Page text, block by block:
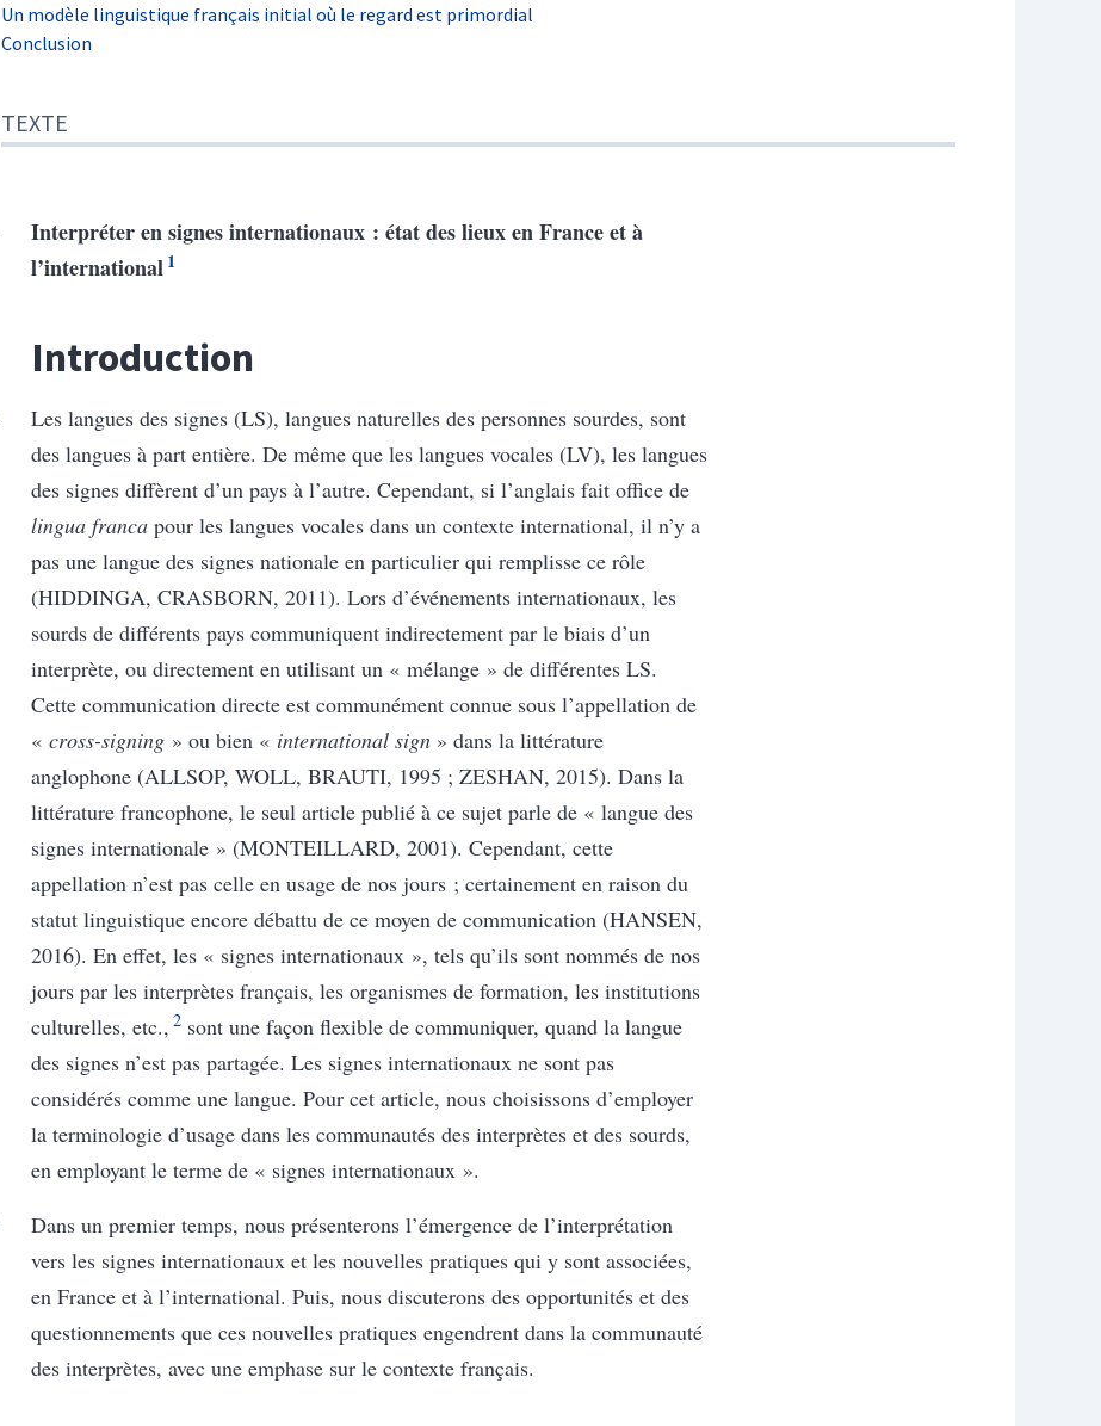
Un modèle linguistique français initial où le regard est primordial
Conclusion
TEXTE
Interpréter en signes internationaux : état des lieux en France et à
l’international1
Introduction
Les langues des signes (LS), langues naturelles des personnes sourdes, sont
des langues à part entière. De même que les langues vocales (LV), les langues
des signes diffèrent d’un pays à l’autre. Cependant, si l’anglais fait office de
lingua franca pour les langues vocales dans un contexte international, il n’y a
pas une langue des signes nationale en particulier qui remplisse ce rôle
(HIDDINGA, CRASBORN, 2011). Lors d’événements internationaux, les
sourds de différents pays communiquent indirectement par le biais d’un
interprète, ou directement en utilisant un « mélange » de différentes LS.
Cette communication directe est communément connue sous l’appellation de
« cross-signing » ou bien « international sign » dans la littérature
anglophone (ALLSOP, WOLL, BRAUTI, 1995 ; ZESHAN, 2015). Dans la
littérature francophone, le seul article publié à ce sujet parle de « langue des
signes internationale » (MONTEILLARD, 2001). Cependant, cette
appellation n’est pas celle en usage de nos jours ; certainement en raison du
statut linguistique encore débattu de ce moyen de communication (HANSEN,
2016). En effet, les « signes internationaux », tels qu’ils sont nommés de nos
jours par les interprètes français, les organismes de formation, les institutions
culturelles, etc., 2sont une façon flexible de communiquer, quand la langue
des signes n’est pas partagée. Les signes internationaux ne sont pas
considérés comme une langue. Pour cet article, nous choisissons d’employer
la terminologie d’usage dans les communautés des interprètes et des sourds,
en employant le terme de « signes internationaux ».
Dans un premier temps, nous présenterons l’émergence de l’interprétation
vers les signes internationaux et les nouvelles pratiques qui y sont associées,
en France et à l’international. Puis, nous discuterons des opportunités et des
questionnements que ces nouvelles pratiques engendrent dans la communauté
des interprètes, avec une emphase sur le contexte français.